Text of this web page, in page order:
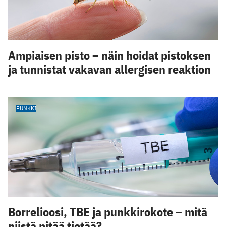
Ampiaisen pisto – näin hoidat pistoksen
ja tunnistat vakavan allergisen reaktion
PUNKKI
Borrelioosi, TBE ja punkkirokote – mitä